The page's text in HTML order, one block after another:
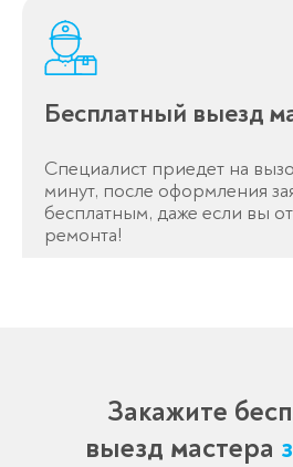
Бесплатный выезд
Специалист приедет на
минут, после оформления
бесплатным, даже если вы
ремонта!
Закажите
выезд мастера
течение 3-x